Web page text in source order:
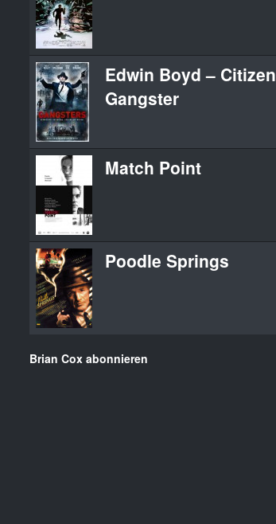
Edwin Boyd – Citizen
Gangster
Match Point
Poodle Springs
Brian Cox abonnieren